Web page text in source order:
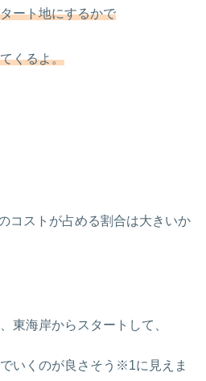
ート地にするかで
くるよ。
コストが占める割合は大きいか
東海岸からスタートして、
いくのが良さそう※1に見えま